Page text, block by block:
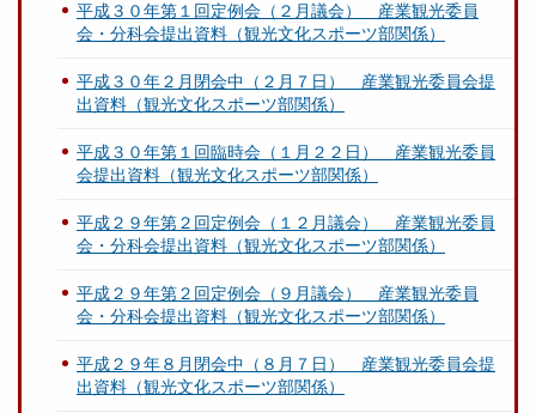
平成３０年第１回定例会（２月議会） 産業観光委員
会・分科会提出資料（観光文化スポーツ部関係）
平成３０年２月閉会中（２月７日） 産業観光委員会提
出資料（観光文化スポーツ部関係）
平成３０年第１回臨時会（１月２２日） 産業観光委員
会提出資料（観光文化スポーツ部関係）
平成２９年第２回定例会（１２月議会） 産業観光委員
会・分科会提出資料（観光文化スポーツ部関係）
平成２９年第２回定例会（９月議会） 産業観光委員
会・分科会提出資料（観光文化スポーツ部関係）
平成２９年８月閉会中（８月７日） 産業観光委員会提
出資料（観光文化スポーツ部関係）